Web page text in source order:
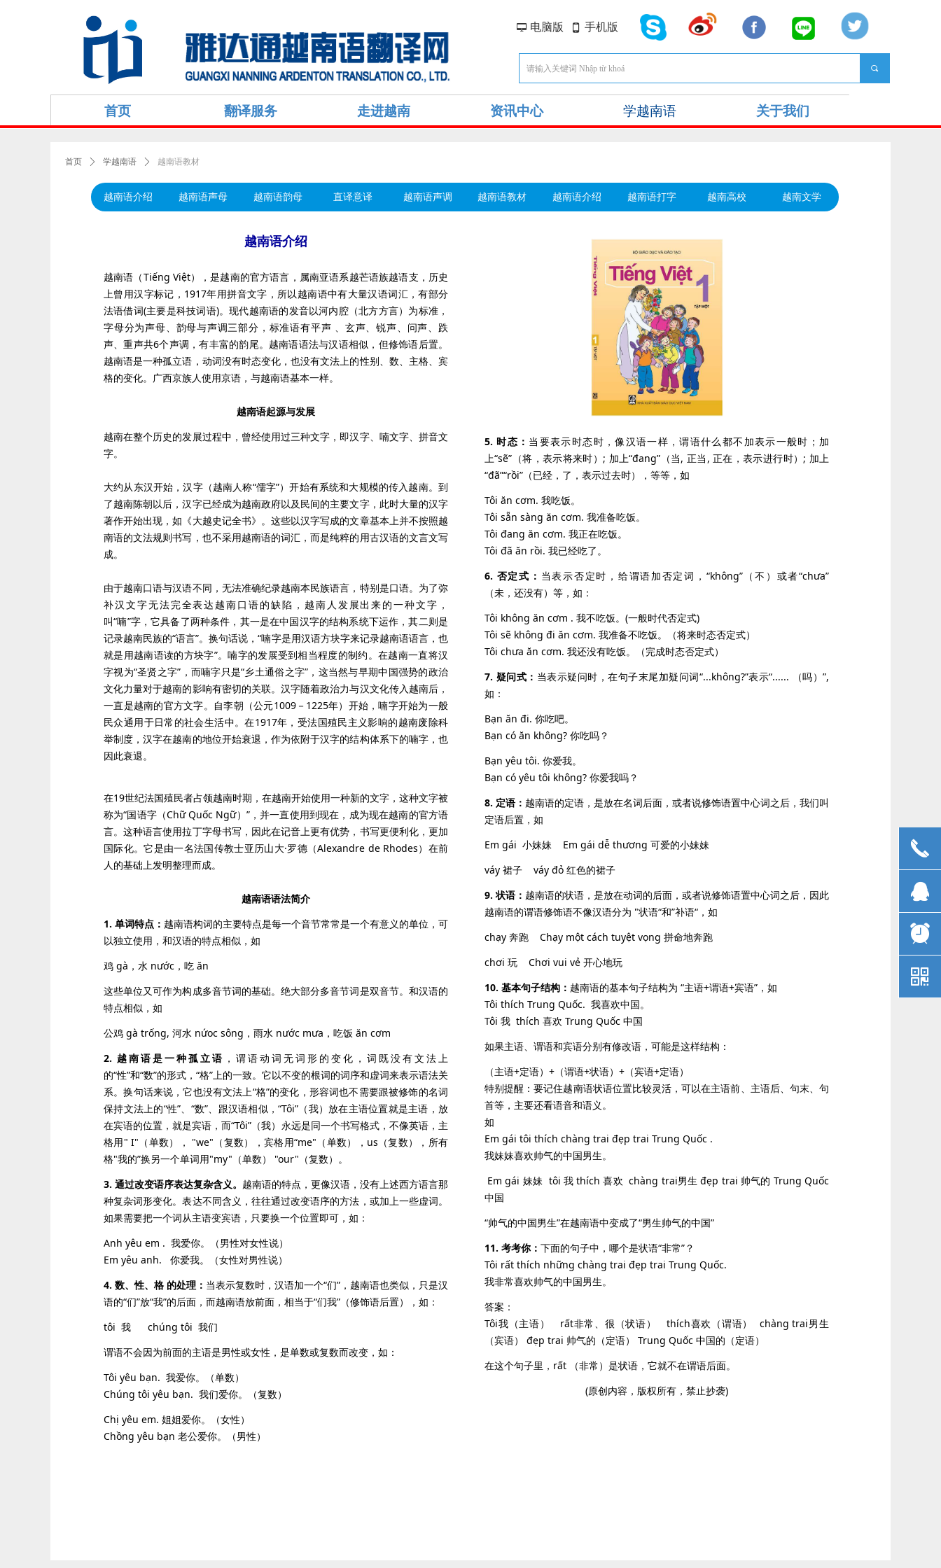
끠
首页 翻译服务 走进越南 资讯中心 学越南语 关于我们
넡 电脑版 넓 手机版
5. 时态： 当要表示时态时，像汉语一样，谓语什么都不加表示一般时；加
上“sẽ”（将，表示将来时）; 加上“đang”（当, 正当, 正在，表示进行时）; 加上
“đã”“rồi”（已经，了，表示过去时），等等，如
Tôi ăn cơm. 我吃饭。
Tôi sẵn sàng ăn cơm. 我准备吃饭。
Tôi đang ăn cơm. 我正在吃饭。
Tôi đã ăn rồi. 我已经吃了。
6. 否定式： 当表示否定时，给谓语加否定词，“không”（不）或者“chưa”
（未，还没有）等，如：
Tôi không ăn cơm . 我不吃饭。(一般时代否定式)
Tôi sẽ không đi ăn cơm. 我准备不吃饭。（将来时态否定式）
Tôi chưa ăn cơm. 我还没有吃饭。（完成时态否定式）
7. 疑问式： 当表示疑问时，在句子末尾加疑问词“...không?”表示“...... （吗）”,
如：
Bạn ăn đi. 你吃吧。
Bạn có ăn không? 你吃吗？
Bạn yêu tôi. 你爱我。
Bạn có yêu tôi không? 你爱我吗？
8. 定语： 越南语的定语，是放在名词后面，或者说修饰语置中心词之后，我们叫
定语后置，如
Em gái 小妹妹 Em gái dễ thương 可爱的小妹妹
váy 裙子 váy đỏ 红色的裙子
9. 状语： 越南语的状语，是放在动词的后面，或者说修饰语置中心词之后，因此
越南语的谓语修饰语不像汉语分为 "状语“和”补语“，如
chạy 奔跑 Chạy một cách tuyệt vọng 拼命地奔跑
chơi 玩 Chơi vui vẻ 开心地玩
10. 基本句子结构： 越南语的基本句子结构为 “主语+谓语+宾语”，如
Tôi thích Trung Quốc. 我喜欢中国。
Tôi 我 thích 喜欢 Trung Quốc 中国
如果主语、谓语和宾语分别有修改语，可能是这样结构：
（主语+定语）+（谓语+状语）+（宾语+定语）
特别提醒：要记住越南语状语位置比较灵活，可以在主语前、主语后、句末、句
首等，主要还看语音和语义。
如
Em gái tôi thích chàng trai đẹp trai Trung Quốc .
我妹妹喜欢帅气的中国男生。
Em gái 妹妹 tôi 我 thích 喜欢 chàng trai男生 đẹp trai 帅气的 Trung Quốc
中国
“帅气的中国男生”在越南语中变成了“男生帅气的中国”
11. 考考你： 下面的句子中，哪个是状语“非常”？
Tôi rất thích những chàng trai đẹp trai Trung Quốc.
我非常喜欢帅气的中国男生。
答案：
Tôi我（主语） rất非常、很（状语） thích喜欢（谓语） chàng trai男生
（宾语） đẹp trai 帅气的（定语） Trung Quốc 中国的（定语）
在这个句子里，rất （非常）是状语，它就不在谓语后面。
(原创内容，版权所有，禁止抄袭)
越南语介绍
越南语（Tiếng Việt），是越南的官方语言，属南亚语系越芒语族越语支，历史
上曾用汉字标记，1917年用拼音文字，所以越南语中有大量汉语词汇，有部分
法语借词(主要是科技词语)。现代越南语的发音以河内腔（北方方言）为标准，
字母分为声母、韵母与声调三部分，标准语有平声 、玄声、锐声、问声、跌
声、重声共6个声调，有丰富的韵尾。越南语语法与汉语相似，但修饰语后置。
越南语是一种孤立语，动词没有时态变化，也没有文法上的性别、数、主格、宾
格的变化。广西京族人使用京语，与越南语基本一样。
越南语起源与发展
越南在整个历史的发展过程中，曾经使用过三种文字，即汉字、喃文字、拼音文
字。
大约从东汉开始，汉字（越南人称“儒字”）开始有系统和大规模的传入越南。到
了越南陈朝以后，汉字已经成为越南政府以及民间的主要文字，此时大量的汉字
著作开始出现，如《大越史记全书》。这些以汉字写成的文章基本上并不按照越
南语的文法规则书写，也不采用越南语的词汇，而是纯粹的用古汉语的文言文写
成。
由于越南口语与汉语不同，无法准确纪录越南本民族语言，特别是口语。为了弥
补汉文字无法完全表达越南口语的缺陷，越南人发展出来的一种文字，
叫“喃”字，它具备了两种条件，其一是在中国汉字的结构系统下运作，其二则是
记录越南民族的“语言”。换句话说，“喃字是用汉语方块字来记录越南语语言，也
就是用越南语读的方块字”。喃字的发展受到相当程度的制约。在越南一直将汉
字视为“圣贤之字”，而喃字只是“乡土通俗之字”，这当然与早期中国强势的政治
文化力量对于越南的影响有密切的关联。汉字随着政治力与汉文化传入越南后，
一直是越南的官方文字。自李朝（公元1009－1225年）开始，喃字开始为一般
民众通用于日常的社会生活中。在1917年，受法国殖民主义影响的越南废除科
举制度，汉字在越南的地位开始衰退，作为依附于汉字的结构体系下的喃字，也
因此衰退。
在19世纪法国殖民者占领越南时期，在越南开始使用一种新的文字，这种文字被
称为“国语字（Chữ Quốc Ngữ）”，并一直使用到现在，成为现在越南的官方语
言。这种语言使用拉丁字母书写，因此在记音上更有优势，书写更便利化，更加
国际化。它是由一名法国传教士亚历山大·罗德（Alexandre de Rhodes）在前
人的基础上发明整理而成。
越南语语法简介
1. 单词特点： 越南语构词的主要特点是每一个音节常常是一个有意义的单位，可
以独立使用，和汉语的特点相似，如
鸡 gà，水 nước，吃 ăn
这些单位又可作为构成多音节词的基础。绝大部分多音节词是双音节。和汉语的
特点相似，如
公鸡 gà trống, 河水 nứoc sông，雨水 nước mưa，吃饭 ăn cơm
2. 越南语是一种孤立语 ，谓语动词无词形的变化，词既没有文法上
的“性”和“数”的形式，“格”上的一致。它以不变的根词的词序和虚词来表示语法关
系。换句话来说，它也没有文法上“格”的变化，形容词也不需要跟被修饰的名词
保持文法上的“性”、“数”、跟汉语相似，“Tôi”（我）放在主语位置就是主语，放
在宾语的位置，就是宾语，而“Tôi”（我）永远是同一个书写格式，不像英语，主
格用" I"（单数）， "we"（复数），宾格用“me"（单数），us（复数），所有
格"我的”换另一个单词用"my"（单数） "our"（复数）。
3. 通过改变语序表达复杂含义。 越南语的特点，更像汉语，没有上述西方语言那
种复杂词形变化。表达不同含义，往往通过改变语序的方法，或加上一些虚词。
如果需要把一个词从主语变宾语，只要换一个位置即可，如：
Anh yêu em . 我爱你。（男性对女性说）
Em yêu anh. 你爱我。（女性对男性说）
4. 数、性、格 的处理： 当表示复数时，汉语加一个“们”，越南语也类似，只是汉
语的“们”放“我”的后面，而越南语放前面，相当于“们我”（修饰语后置），如：
tôi 我 chúng tôi 我们
谓语不会因为前面的主语是男性或女性，是单数或复数而改变，如：
Tôi yêu bạn. 我爱你。（单数）
Chúng tôi yêu bạn. 我们爱你。（复数）
Chị yêu em. 姐姐爱你。（女性）
Chồng yêu bạn 老公爱你。（男性）
越南语介绍 越南语声母 越南语韵母 直译意译 越南语声调 越南语教材 越南语介绍 越南语打字 越南高校 越南文学
首页 ꄲ 学越南语 ꄲ 越南语教材
끅
뀩
뀥
낃